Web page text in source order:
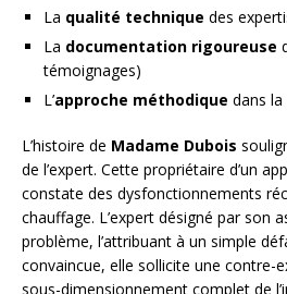
La qualité technique des
La documentation rigoureuse
témoignages)
L’approche méthodique dans
L’histoire de Madame Dubois
de l’expert. Cette propriétaire d’un
constate des dysfonctionnements
chauffage. L’expert désigné par son
problème, l’attribuant à un simple
convaincue, elle sollicite une contre-
sous-dimensionnement complet de